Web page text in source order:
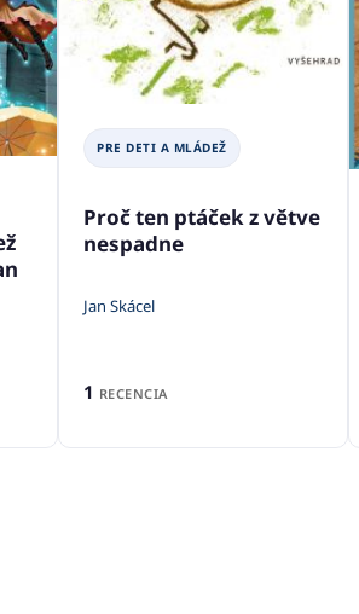
PRE DETI A MLÁDEŽ
Proč ten ptáček z větve
nespadne
Jan Skácel
1 RECENCIA